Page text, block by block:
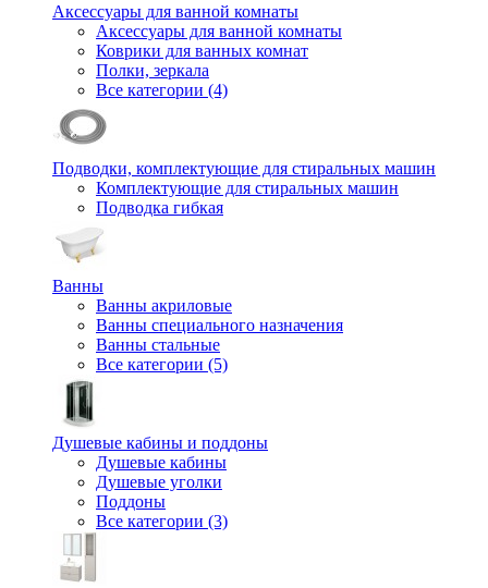
Аксессуары для ванной комнаты
Аксессуары для ванной комнаты
Коврики для ванных комнат
Полки, зеркала
Все категории (4)
Подводки, комплектующие для стиральных машин
Комплектующие для стиральных машин
Подводка гибкая
Ванны
Ванны акриловые
Ванны специального назначения
Ванны стальные
Все категории (5)
Душевые кабины и поддоны
Душевые кабины
Душевые уголки
Поддоны
Все категории (3)